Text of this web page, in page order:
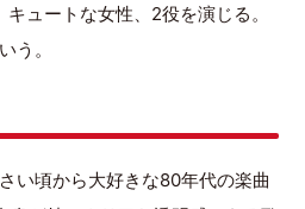
ュートな女性、2役を演じる。
う。
い頃から大好きな80年代の楽曲